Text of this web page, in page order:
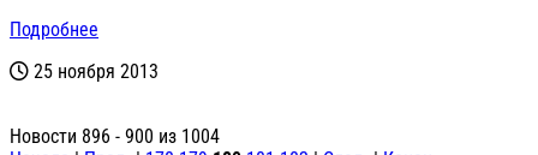
Подробнее
25 ноября 2013
Новости 896 - 900 из 1004